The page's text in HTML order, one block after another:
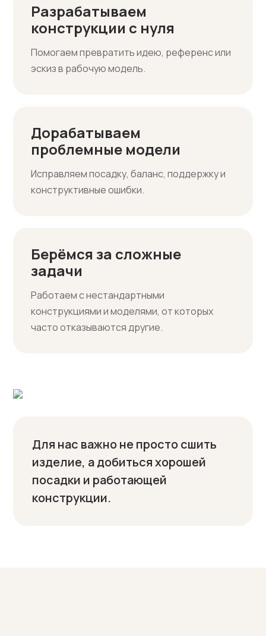
Разрабатываем
конструкции с нуля
Помогаем превратить идею, референс или
эскиз в рабочую модель.
Дорабатываем
проблемные модели
Исправляем посадку, баланс, поддержку и
конструктивные ошибки.
Берёмся за сложные
задачи
Работаем с нестандартными
конструкциями и моделями, от которых
часто отказываются другие.
Для нас важно не просто сшить
изделие, а добиться хорошей
посадки и работающей
конструкции.